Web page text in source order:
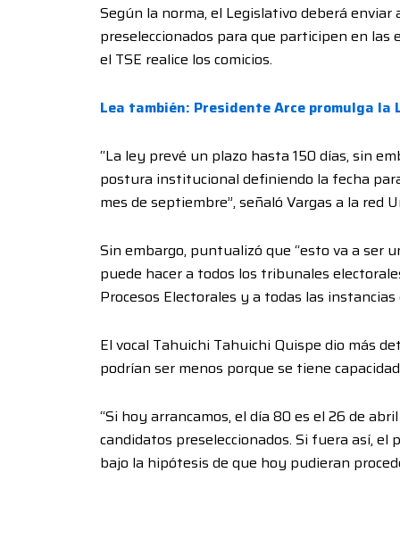
Según la norma, el Legislativo deberá
preseleccionados para que participen en las
el TSE realice los comicios.
Lea también: Presidente Arce promulga
“La ley prevé un plazo hasta 150 días, sin
postura institucional definiendo la fecha
mes de septiembre”, señaló Vargas a la red
Sin embargo, puntualizó que “esto va a ser
puede hacer a todos los tribunales
Procesos Electorales y a todas las
El vocal Tahuichi Tahuichi Quispe dio más
podrían ser menos porque se tiene
“Si hoy arrancamos, el día 80 es el 26 de
candidatos preseleccionados. Si fuera así, el
bajo la hipótesis de que hoy pudieran